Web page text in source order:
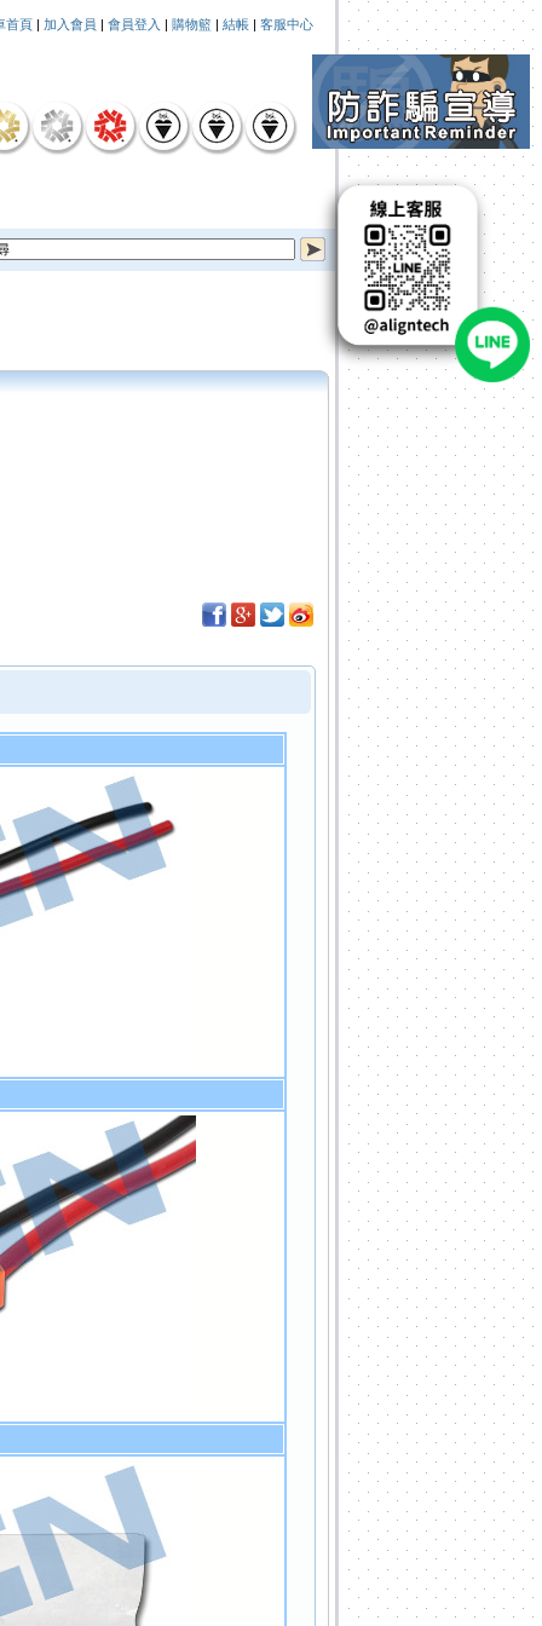
首頁 | 加入會員 | 會員登入 | 購物籃 | 結帳 | 客服中心